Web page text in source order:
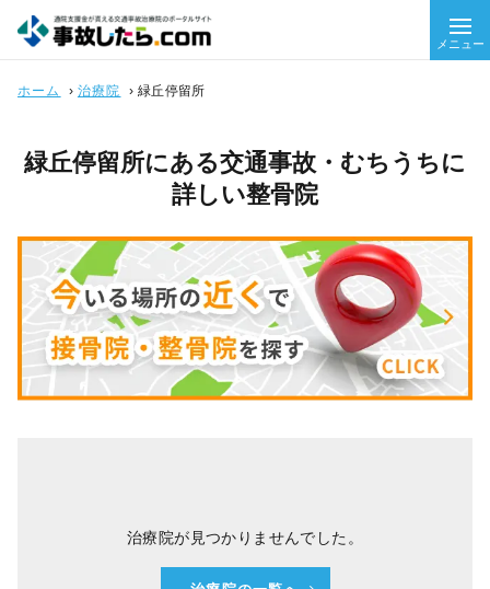
メニュー
ホーム › 治療院 › 緑丘停留所
緑丘停留所にある交通事故・むちうちに
詳しい整骨院
治療院が見つかりませんでした。